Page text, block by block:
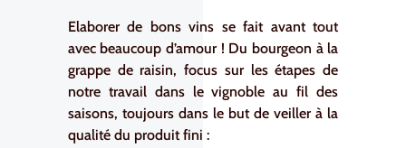
Elaborer de bons vins se fait avant tout
avec beaucoup d’amour ! Du bourgeon à la
grappe de raisin, focus sur les étapes de
notre travail dans le vignoble au fil des
saisons, toujours dans le but de veiller à la
qualité du produit fini :